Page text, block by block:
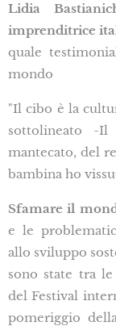
Lidia
imprenditrice
quale
mondo
"Il cibo è la
sottolineato -
mantecato, del
bambina ho
Sfamare il
e le
allo sviluppo
sono state tra
del Festival
pomeriggio